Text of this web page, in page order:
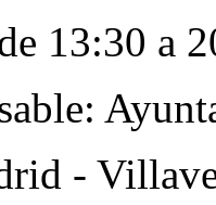
13:30 a
-